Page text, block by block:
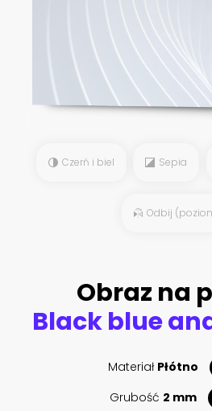
Czerń i biel Sepia
Odbij
Obraz na
Materiał Płótno
Grubość 2 mm